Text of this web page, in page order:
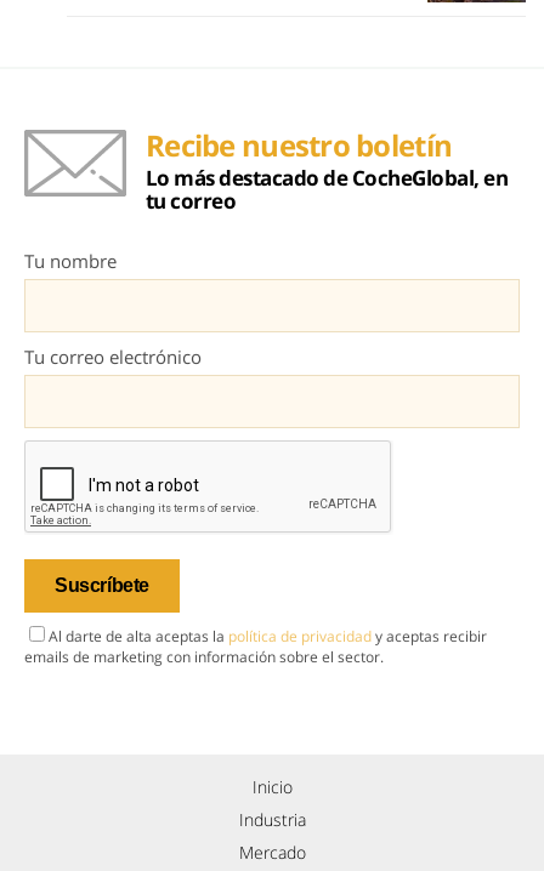
Recibe nuestro boletín
Lo más destacado de CocheGlobal, en
tu correo
Tu nombre
Tu correo electrónico
Al darte de alta aceptas la política de privacidady aceptas recibir
emails de marketing con información sobre el sector.
Inicio
Industria
Mercado